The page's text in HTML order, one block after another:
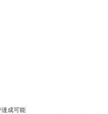
達成可能